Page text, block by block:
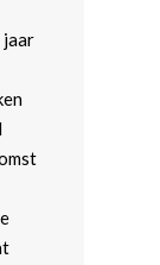
jaar
&
Zaken
& Participatie
Bestuur
Nijmegen